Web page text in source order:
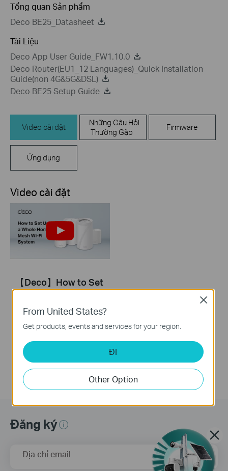
Tổng quan Sản phẩm
Deco BE25_Datasheet
Tài Liệu
Deco App User Guide_FW1.10.0
Deco Router(EU1_12 Languages)_Quick Installation
Guide(non 4G&5G&DSL)
Deco BE25 Setup Guide
Video cài đặt
Những Câu Hỏi
Thường Gặp
Firmware
Ứng dụng
Video cài đặt
【Deco】How to Set
Up a Whole Home
(Take Deco BE95 as
Example)
Đăng ký
Địa chỉ email Đăng Ký
From United States?
Get products, events and services for your region.
ĐI
Other Option
Close